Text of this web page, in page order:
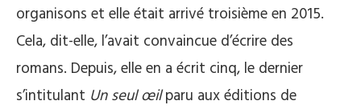
organisons et elle était arrivé troisième en 2015.
Cela, dit-elle, l’avait convaincue d’écrire des
romans. Depuis, elle en a écrit cinq, le dernier
s’intitulant Un seul œilparu aux éditions de